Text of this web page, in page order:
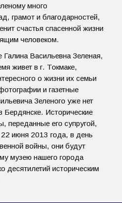
много
грамот и благодарностей,
счастья спасенной жизни
человеком.
Васильевна Зеленая,
живет в г. Токмаке,
о жизни их семьи
и газетные
Зеленого уже нет
Исторические
переданные его супругой,
22 июня 2013 года, в день
войны, они будут
музею нашего города
десятилетий историческим